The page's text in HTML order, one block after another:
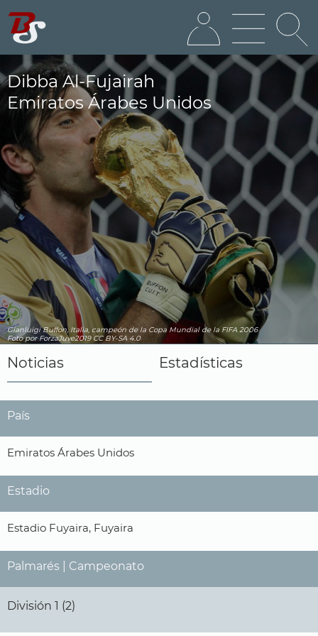
Dibba Al-Fujairah
Emiratos Árabes Unidos
Gianluigi Buffon, Italia, campeón de la Copa Mundial de la FIFA 2006
Foto por ForzaJuve2019 CC BY-SA 4.0
Noticias Estadísticas
País
Emiratos Árabes Unidos
Estadio
Estadio Fuyaira, Fuyaira
Palmarés | Campeonato
División 1 (2)